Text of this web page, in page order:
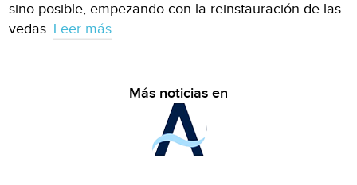
sino posible, empezando con la reinstauración de las
vedas. Leer más
Más noticias en